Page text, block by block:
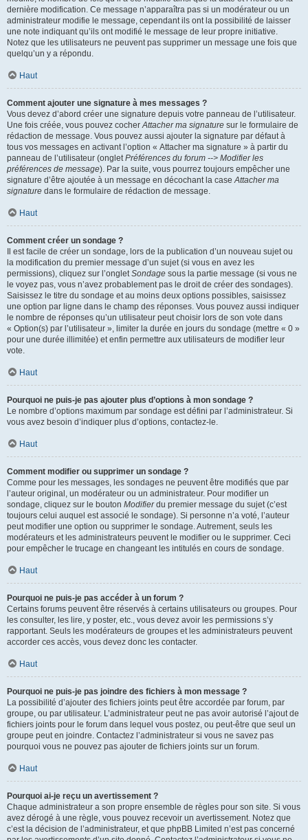
dernière modification. Ce message n’apparaîtra pas si un modérateur ou un
administrateur modifie le message, cependant ils ont la possibilité de laisser
une note indiquant qu’ils ont modifié le message de leur propre initiative.
Notez que les utilisateurs ne peuvent pas supprimer un message une fois que
quelqu’un y a répondu.
Haut
Comment ajouter une signature à mes messages ?
Vous devez d’abord créer une signature depuis votre panneau de l’utilisateur.
Une fois créée, vous pouvez cocherAttacher ma signature sur le formulaire de
rédaction de message. Vous pouvez aussi ajouter la signature par défaut à
tous vos messages en activant l’option « Attacher ma signature » à partir du
panneau de l’utilisateur (ongletPréférences du forum --> Modifier les
préférences de message). Par la suite, vous pourrez toujours empêcher une
signature d’être ajoutée à un message en décochant la caseAttacher ma
signature dans le formulaire de rédaction de message.
Haut
Comment créer un sondage ?
Il est facile de créer un sondage, lors de la publication d’un nouveau sujet ou
la modification du premier message d’un sujet (si vous en avez les
permissions), cliquez sur l’ongletSondage sous la partie message (si vous ne
le voyez pas, vous n’avez probablement pas le droit de créer des sondages).
Saisissez le titre du sondage et au moins deux options possibles, saisissez
une option par ligne dans le champ des réponses. Vous pouvez aussi indiquer
le nombre de réponses qu’un utilisateur peut choisir lors de son vote dans
« Option(s) par l’utilisateur », limiter la durée en jours du sondage (mettre « 0 »
pour une durée illimitée) et enfin permettre aux utilisateurs de modifier leur
vote.
Haut
Pourquoi ne puis-je pas ajouter plus d’options à mon sondage ?
Le nombre d’options maximum par sondage est défini par l’administrateur. Si
vous avez besoin d’indiquer plus d’options, contactez-le.
Haut
Comment modifier ou supprimer un sondage ?
Comme pour les messages, les sondages ne peuvent être modifiés que par
l’auteur original, un modérateur ou un administrateur. Pour modifier un
sondage, cliquez sur le bouton Modifierdu premier message du sujet (c’est
toujours celui auquel est associé le sondage). Si personne n’a voté, l’auteur
peut modifier une option ou supprimer le sondage. Autrement, seuls les
modérateurs et les administrateurs peuvent le modifier ou le supprimer. Ceci
pour empêcher le trucage en changeant les intitulés en cours de sondage.
Haut
Pourquoi ne puis-je pas accéder à un forum ?
Certains forums peuvent être réservés à certains utilisateurs ou groupes. Pour
les consulter, les lire, y poster, etc., vous devez avoir les permissions s’y
rapportant. Seuls les modérateurs de groupes et les administrateurs peuvent
accorder ces accès, vous devez donc les contacter.
Haut
Pourquoi ne puis-je pas joindre des fichiers à mon message ?
La possibilité d’ajouter des fichiers joints peut être accordée par forum, par
groupe, ou par utilisateur. L’administrateur peut ne pas avoir autorisé l’ajout de
fichiers joints pour le forum dans lequel vous postez, ou peut-être que seul un
groupe peut en joindre. Contactez l’administrateur si vous ne savez pas
pourquoi vous ne pouvez pas ajouter de fichiers joints sur un forum.
Haut
Pourquoi ai-je reçu un avertissement ?
Chaque administrateur a son propre ensemble de règles pour son site. Si vous
avez dérogé à une règle, vous pouvez recevoir un avertissement. Notez que
c’est la décision de l’administrateur, et que phpBB Limited n’est pas concerné